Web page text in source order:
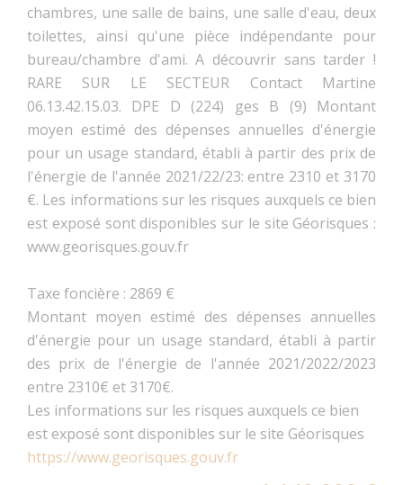
chambres, une salle de bains, une salle d'eau, deux
toilettes, ainsi qu'une pièce indépendante pour
bureau/chambre d'ami. A découvrir sans tarder !
RARE SUR LE SECTEUR Contact Martine
06.13.42.15.03. DPE D (224) ges B (9) Montant
moyen estimé des dépenses annuelles d'énergie
pour un usage standard, établi à partir des prix de
l'énergie de l'année 2021/22/23: entre 2310 et 3170
€. Les informations sur les risques auxquels ce bien
est exposé sont disponibles sur le site Géorisques :
www.georisques.gouv.fr
Taxe foncière : 2869 €
Montant moyen estimé des dépenses annuelles
d'énergie pour un usage standard, établi à partir
des prix de l'énergie de l'année 2021/2022/2023
entre 2310€ et 3170€.
Les informations sur les risques auxquels ce bien
est exposé sont disponibles sur le site Géorisques
https://www.georisques.gouv.fr